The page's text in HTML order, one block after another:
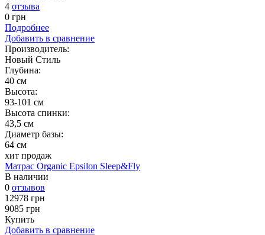
4 отзыва
0 грн
Подробнее
Добавить в сравнение
Производитель:
Новый Стиль
Глубина:
40 см
Высота:
93-101 см
Высота спинки:
43,5 см
Диаметр базы:
64 см
хит продаж
Матрас Organic Epsilon Sleep&Fly
В наличии
0 отзывов
12978 грн
9085 грн
Купить
Добавить в сравнение